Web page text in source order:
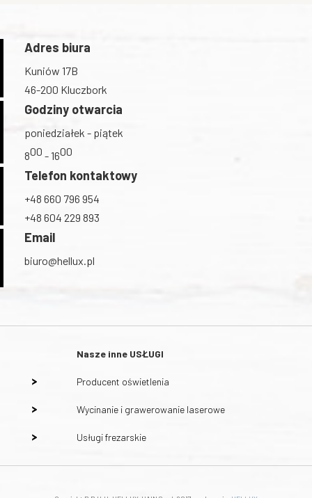
Adres biura
Kuniów 17B
46-200 Kluczbork
Godziny otwarcia
poniedziałek - piątek
800 - 1600
Telefon kontaktowy
+48 660 796 954
+48 604 229 893
Email
biuro@hellux.pl
Nasze inne USŁUGI
Producent oświetlenia
Wycinanie i grawerowanie laserowe
Usługi frezarskie